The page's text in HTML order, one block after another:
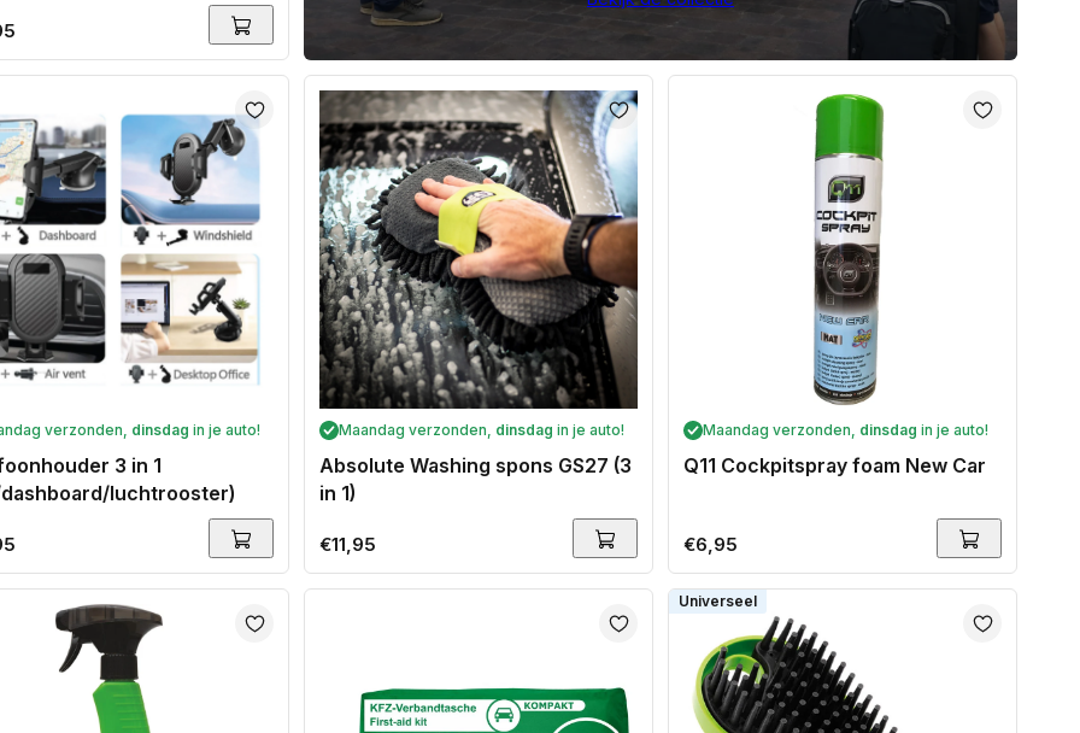
verzonden, dinsdag in je auto!
3 in 1
luchtrooster)
Maandag verzonden, dinsdag in je auto!
Absolute Washing spons GS27 (3
in 1)
Normale
prijs
€11,95
Maandag verzonden, dinsdag in je auto!
Q11 Cockpitspray foam New Car
Normale
prijs
€6,95
Universeel